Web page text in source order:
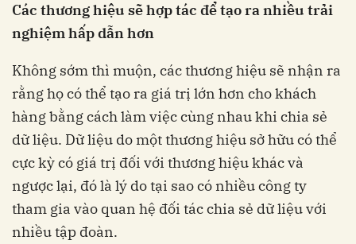
Các thương hiệu sẽ hợp tác để tạo ra nhiều trải
nghiệm hấp dẫn hơn
Không sớm thì muộn, các thương hiệu sẽ nhận ra
rằng họ có thể tạo ra giá trị lớn hơn cho khách
hàng bằng cách làm việc cùng nhau khi chia sẻ
dữ liệu. Dữ liệu do một thương hiệu sở hữu có thể
cực kỳ có giá trị đối với thương hiệu khác và
ngược lại, đó là lý do tại sao có nhiều công ty
tham gia vào quan hệ đối tác chia sẻ dữ liệu với
nhiều tập đoàn.